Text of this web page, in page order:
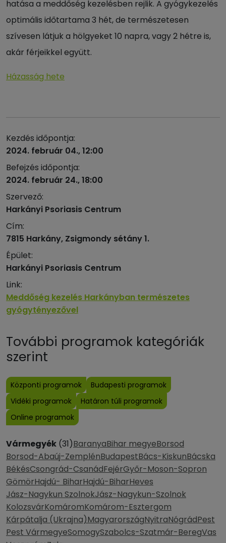
hatása a meddőség kezelésben rejlik. A gyógykezelés
optimális időtartama 3 hét, de természetesen
szívesen látjuk a hölgyeket 10 napra, vagy 2 hétre is,
akár férjeikkel együtt.
Házasság hete
Kezdés időpontja:
2024. február 04., 12:00
Befejzés időpontja:
2024. február 24., 18:00
Szervező:
Harkányi Psoriasis Centrum
Cím:
7815 Harkány, Zsigmondy sétány 1.
Épület:
Harkányi Psoriasis Centrum
Link:
Meddőség kezelés Harkányban természetes
gyógytényezővel
További programok kategóriák
szerint
Központi programok
Budapesti programok
Vidéki programok
Határon túli programok
Online programok
Vármegyék (31)BaranyaBihar megyeBorsod
Borsod-Abaúj-ZemplénBudapestBács-KiskunBácska
BékésCsongrád-CsanádFejérGyőr-Moson-Sopron
GömörHajdú- BiharHajdú-BiharHeves
Jász-Nagykun SzolnokJász-Nagykun-Szolnok
KolozsvárKomáromKomárom-Esztergom
Kárpátalja (Ukrajna)MagyarországNyitraNógrádPest
Pest VármegyeSomogySzabolcs-Szatmár-BeregVas